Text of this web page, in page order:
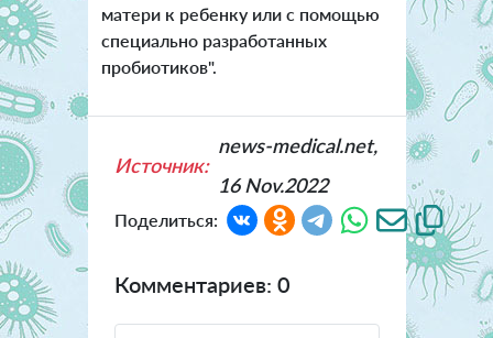
матери к ребенку или с помощью
специально разработанных
пробиотиков".
Источник:
news-medical.net,
16 Nov.2022
Поделиться:
Комментариев: 0